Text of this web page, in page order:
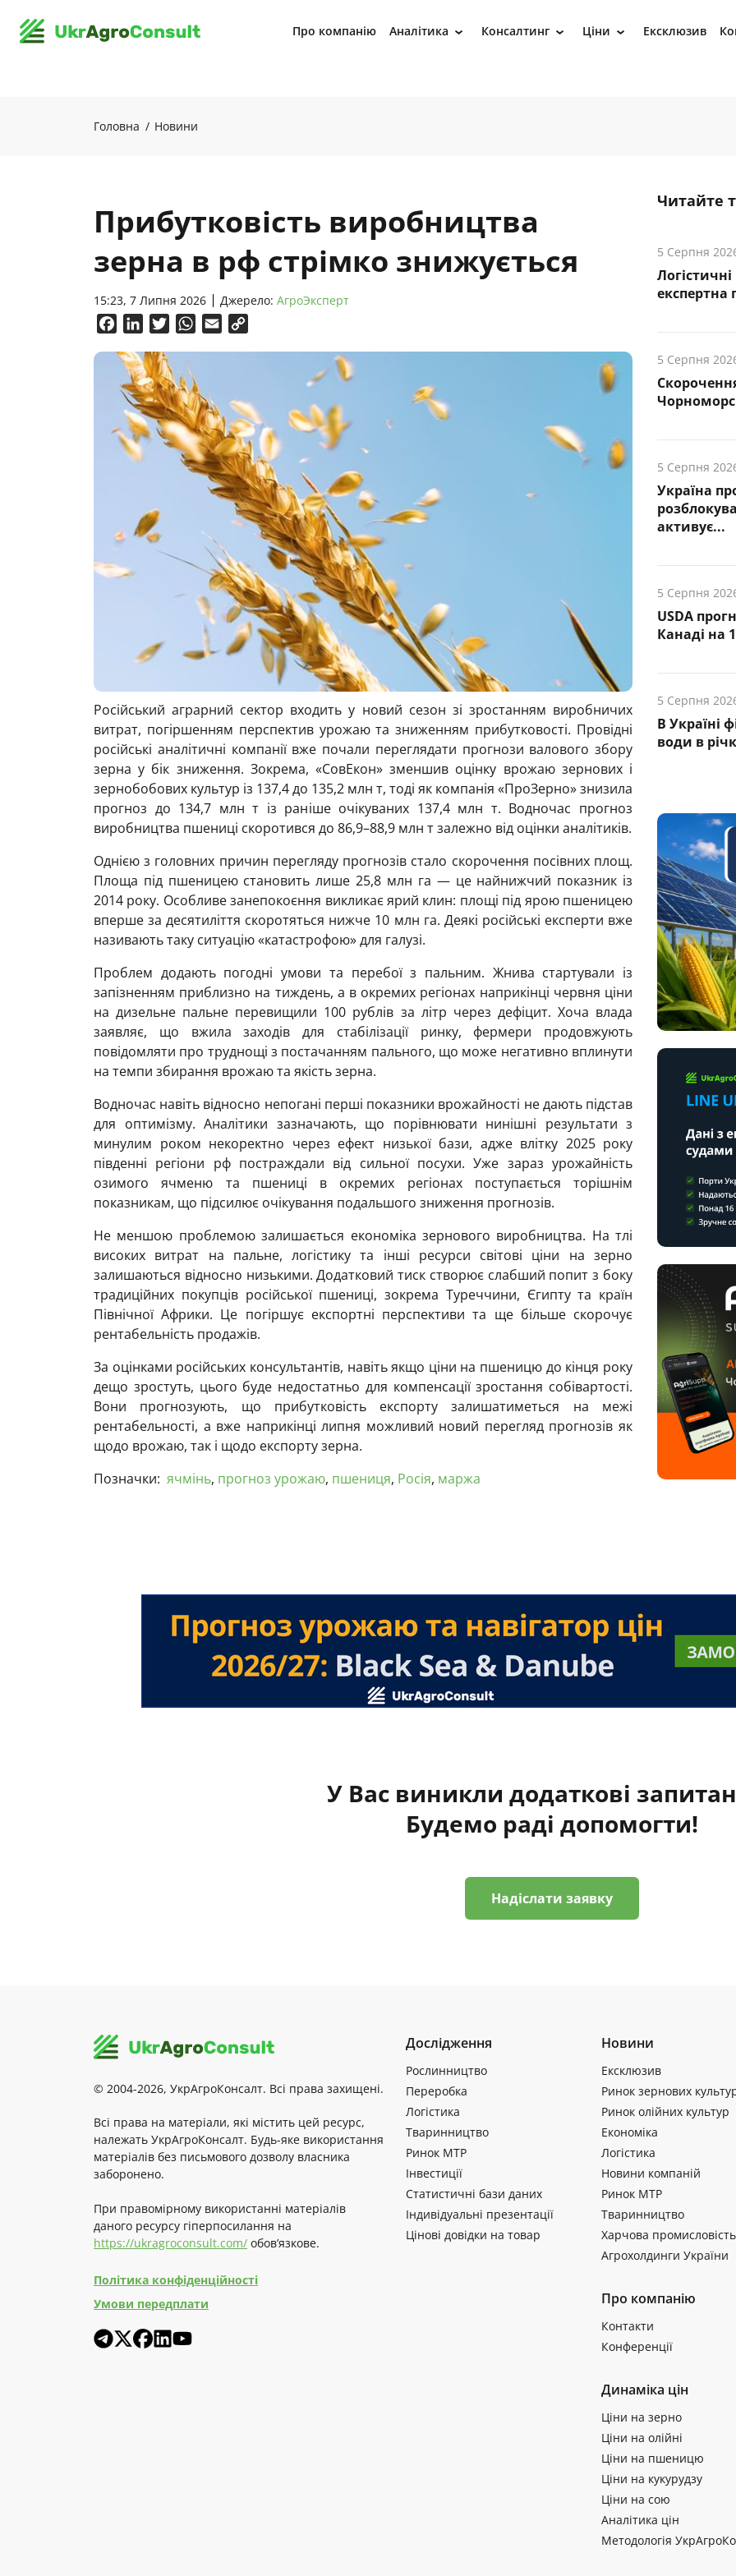
Про компанію Аналітика › Консалтинг › Ціни › Ексклюзив
Головна Новини
Прибутковість виробництва
зерна в рф стрімко знижується
15:23, 7 Липня 2026 Джерело: АгроЭксперт
FacebookLinkedInTwitterWhatsApp
Email
Російський аграрний сектор входить у новий сезон зі зростанням виробничих
витрат, погіршенням перспектив урожаю та зниженням прибутковості. Провідні
російські аналітичні компанії вже почали переглядати прогнози валового збору
зерна у бік зниження. Зокрема, «СовЕкон» зменшив оцінку врожаю зернових і
зернобобових культур із 137,4 до 135,2 млн т, тоді як компанія «ПроЗерно» знизила
прогноз до 134,7 млн т із раніше очікуваних 137,4 млн т. Водночас прогноз
виробництва пшениці скоротився до 86,9–88,9 млн т залежно від оцінки аналітиків.
Однією з головних причин перегляду прогнозів стало скорочення посівних площ.
Площа під пшеницею становить лише 25,8 млн га — це найнижчий показник із
2014 року. Особливе занепокоєння викликає ярий клин: площі під ярою пшеницею
вперше за десятиліття скоротяться нижче 10 млн га. Деякі російські експерти вже
називають таку ситуацію «катастрофою» для галузі.
Проблем додають погодні умови та перебої з пальним. Жнива стартували із
запізненням приблизно на тиждень, а в окремих регіонах наприкінці червня ціни
на дизельне пальне перевищили 100 рублів за літр через дефіцит. Хоча влада
заявляє, що вжила заходів для стабілізації ринку, фермери продовжують
повідомляти про труднощі з постачанням пального, що може негативно вплинути
на темпи збирання врожаю та якість зерна.
Водночас навіть відносно непогані перші показники врожайності не дають підстав
для оптимізму. Аналітики зазначають, що порівнювати нинішні результати з
минулим роком некоректно через ефект низької бази, адже влітку 2025 року
південні регіони рф постраждали від сильної посухи. Уже зараз урожайність
озимого ячменю та пшениці в окремих регіонах поступається торішнім
показникам, що підсилює очікування подальшого зниження прогнозів.
Не меншою проблемою залишається економіка зернового виробництва. На тлі
високих витрат на пальне, логістику та інші ресурси світові ціни на зерно
залишаються відносно низькими. Додатковий тиск створює слабший попит з боку
традиційних покупців російської пшениці, зокрема Туреччини, Єгипту та країн
Північної Африки. Це погіршує експортні перспективи та ще більше скорочує
рентабельність продажів.
За оцінками російських консультантів, навіть якщо ціни на пшеницю до кінця року
дещо зростуть, цього буде недостатньо для компенсації зростання собівартості.
Вони прогнозують, що прибутковість експорту залишатиметься на межі
рентабельності, а вже наприкінці липня можливий новий перегляд прогнозів як
щодо врожаю, так і щодо експорту зерна.
Позначки: ячмінь, прогноз урожаю, пшениця, Росія, маржа
Читайте
5 Серпня
експертна
5 Серпня
5 Серпня
Україна
активує...
5 Серпня
USDA
Канаді на
5 Серпня
В Україні
води в
У Вас виникли додаткові
Будемо раді допомогти!
Надіслати заявку
© 2004-2026, УкрАгроКонсалт. Всі права захищені.
Всі права на матеріали, які містить цей ресурс,
належать УкрАгроКонсалт. Будь-яке використання
матеріалів без письмового дозволу власника
заборонено.
При правомірному використанні матеріалів
даного ресурсу гіперпосилання на
https://ukragroconsult.com/ обов’язкове.
Політика конфіденційності
Умови передплати
Дослідження
Рослинництво
Переробка
Логістика
Тваринництво
Ринок МТР
Інвестиції
Статистичні бази даних
Індивідуальні презентації
Цінові довідки на товар
Новини
Ексклюзив
Ринок зернових
Ринок олійних культур
Економіка
Логістика
Новини компаній
Ринок МТР
Тваринництво
Харчова промисловість
Агрохолдинги України
Про компанію
Контакти
Конференції
Динаміка цін
Ціни на зерно
Ціни на олійні
Ціни на пшеницю
Ціни на кукурудзу
Ціни на сою
Аналітика цін
Методологія